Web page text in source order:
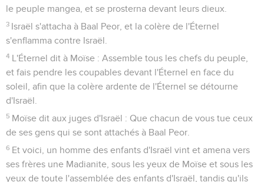
le peuple mangea, et se prosterna devant leurs dieux.
3 Israël s'attacha à Baal Peor, et la colère de l'Éternel
s'enflamma contre Israël.
4 L'Éternel dit à Moïse : Assemble tous les chefs du peuple,
et fais pendre les coupables devant l'Éternel en face du
soleil, afin que la colère ardente de l'Éternel se détourne
d'Israël.
5 Moïse dit aux juges d'Israël : Que chacun de vous tue ceux
de ses gens qui se sont attachés à Baal Peor.
6 Et voici, un homme des enfants d'Israël vint et amena vers
ses frères une Madianite, sous les yeux de Moïse et sous les
yeux de toute l'assemblée des enfants d'Israël, tandis qu'ils